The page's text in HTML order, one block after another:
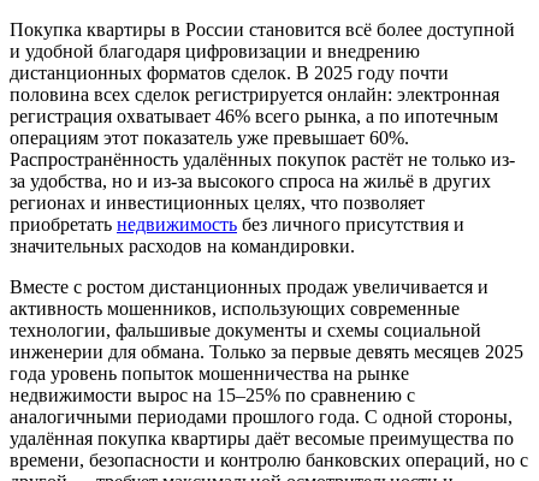
Покупка квартиры в России становится всё более доступной
и удобной благодаря цифровизации и внедрению
дистанционных форматов сделок. В 2025 году почти
половина всех сделок регистрируется онлайн: электронная
регистрация охватывает 46% всего рынка, а по ипотечным
операциям этот показатель уже превышает 60%.
Распространённость удалённых покупок растёт не только из-
за удобства, но и из-за высокого спроса на жильё в других
регионах и инвестиционных целях, что позволяет
приобретать недвижимость без личного присутствия и
значительных расходов на командировки.
Вместе с ростом дистанционных продаж увеличивается и
активность мошенников, использующих современные
технологии, фальшивые документы и схемы социальной
инженерии для обмана. Только за первые девять месяцев 2025
года уровень попыток мошенничества на рынке
недвижимости вырос на 15–25% по сравнению с
аналогичными периодами прошлого года. С одной стороны,
удалённая покупка квартиры даёт весомые преимущества по
времени, безопасности и контролю банковских операций, но с